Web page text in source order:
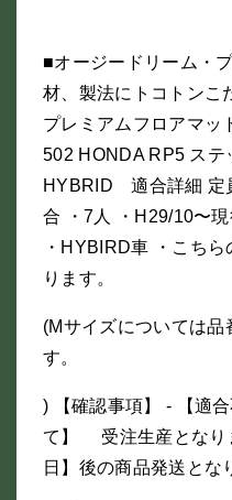
■オージードリーム・
材、製法にトコトンこ
プレミアムフロアマッ
502 HONDA RP5 ステ
HYBRID 適合詳細 定
合 ・7人 ・H29/10〜
・HYBIRD車 ・こち
ります。
(Mサイズについては
す。
) 【確認事項】 - 【適
て】 受注生産となり
日】後の商品発送とな